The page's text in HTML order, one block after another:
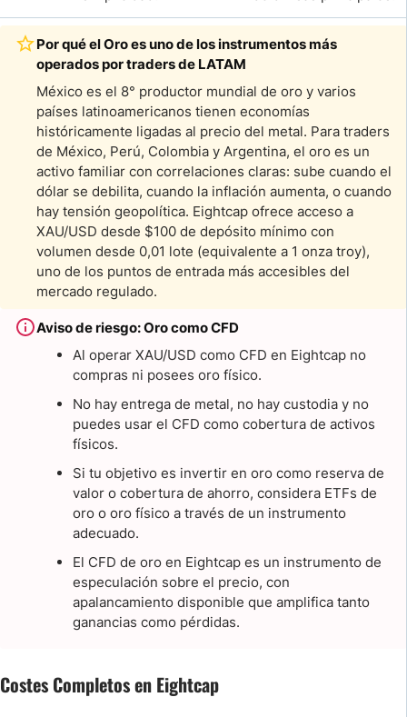
Por qué el Oro es uno de los instrumentos más
operados por traders de LATAM
México es el 8° productor mundial de oro y varios
países latinoamericanos tienen economías
históricamente ligadas al precio del metal. Para traders
de México, Perú, Colombia y Argentina, el oro es un
activo familiar con correlaciones claras: sube cuando el
dólar se debilita, cuando la inflación aumenta, o cuando
hay tensión geopolítica. Eightcap ofrece acceso a
XAU/USD desde $100 de depósito mínimo con
volumen desde 0,01 lote (equivalente a 1 onza troy),
uno de los puntos de entrada más accesibles del
mercado regulado.
Aviso de riesgo: Oro como CFD
Al operar XAU/USD como CFD en Eightcap no
compras ni posees oro físico.
No hay entrega de metal, no hay custodia y no
puedes usar el CFD como cobertura de activos
físicos.
Si tu objetivo es invertir en oro como reserva de
valor o cobertura de ahorro, considera ETFs de
oro o oro físico a través de un instrumento
adecuado.
El CFD de oro en Eightcap es un instrumento de
especulación sobre el precio, con
apalancamiento disponible que amplifica tanto
ganancias como pérdidas.
Costes Completos en Eightcap